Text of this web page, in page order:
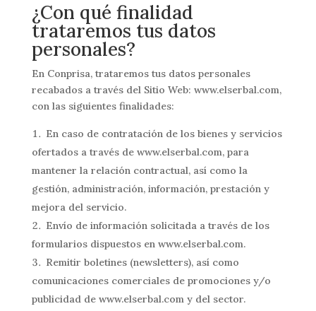
¿Con qué finalidad
trataremos tus datos
personales?
En Conprisa, trataremos tus datos personales
recabados a través del Sitio Web: www.elserbal.com,
con las siguientes finalidades:
En caso de contratación de los bienes y servicios
ofertados a través de www.elserbal.com, para
mantener la relación contractual, así como la
gestión, administración, información, prestación y
mejora del servicio.
Envío de información solicitada a través de los
formularios dispuestos en www.elserbal.com.
Remitir boletines (newsletters), así­ como
comunicaciones comerciales de promociones y/o
publicidad de www.elserbal.com y del sector.